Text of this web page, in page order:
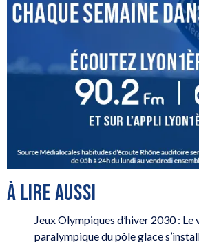
À LIRE AUSSI
Jeux Olympiques d’hiver 2030 :
paralympique du pôle glace